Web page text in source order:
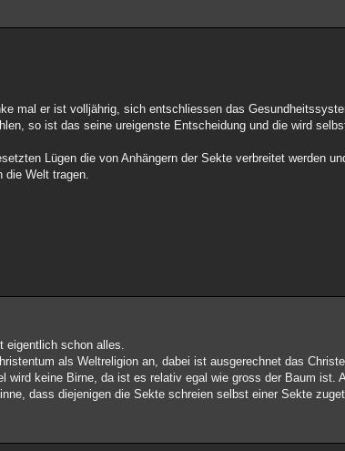
mal er ist volljährig, sich entschliessen das
so ist das seine ureigenste Entscheidung und die wird
Lügen die von Anhängern der Sekte verbreitet werden
die Welt tragen.
eigentlich schon alles.
als Weltreligion an, dabei ist ausgerechnet das
wird keine Birne, da ist es relativ egal wie gross der Baum ist.
dass diejenigen die Sekte schreien selbst einer Sekte